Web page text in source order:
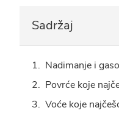
Sadržaj
Nadimanje i
Povrće koje
Voće koje